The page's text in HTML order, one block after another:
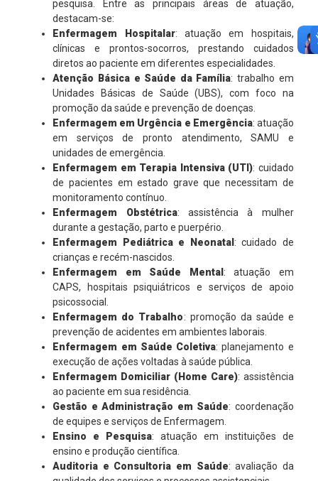
pesquisa. Entre as principais áreas de atuação,
destacam-se:
Enfermagem Hospitalar: atuação em hospitais,
clínicas e prontos-socorros, prestando cuidados
diretos ao paciente em diferentes especialidades.
Atenção Básica e Saúde da Família: trabalho em
Unidades Básicas de Saúde (UBS), com foco na
promoção da saúde e prevenção de doenças.
Enfermagem em Urgência e Emergência: atuação
em serviços de pronto atendimento, SAMU e
unidades de emergência.
Enfermagem em Terapia Intensiva (UTI): cuidado
de pacientes em estado grave que necessitam de
monitoramento contínuo.
Enfermagem Obstétrica: assistência à mulher
durante a gestação, parto e puerpério.
Enfermagem Pediátrica e Neonatal : cuidado de
crianças e recém-nascidos.
Enfermagem em Saúde Mental : atuação em
CAPS, hospitais psiquiátricos e serviços de apoio
psicossocial.
Enfermagem do Trabalho: promoção da saúde e
prevenção de acidentes em ambientes laborais.
Enfermagem em Saúde Coletiva: planejamento e
execução de ações voltadas à saúde pública.
Enfermagem Domiciliar (Home Care): assistência
ao paciente em sua residência.
Gestão e Administração em Saúde: coordenação
de equipes e serviços de Enfermagem.
Ensino e Pesquisa: atuação em instituições de
ensino e produção científica.
Auditoria e Consultoria em Saúde: avaliação da